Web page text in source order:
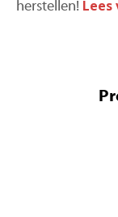
herstellen! Lees